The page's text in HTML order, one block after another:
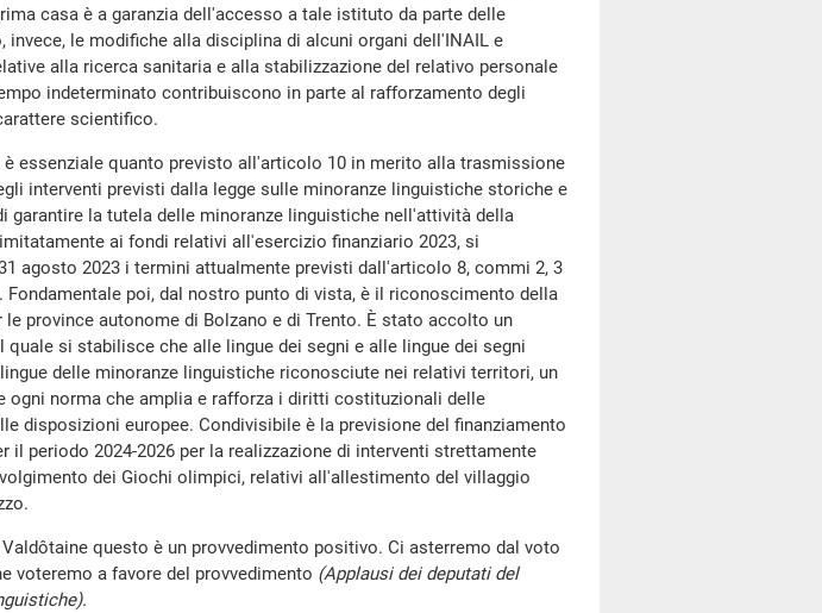
casa è a garanzia dell'accesso a tale istituto da parte delle
invece, le modifiche alla disciplina di alcuni organi dell'INAIL e
alla ricerca sanitaria e alla stabilizzazione del relativo personale
indeterminato contribuiscono in parte al rafforzamento degli
scientifico.
è essenziale quanto previsto all'articolo 10 in merito alla trasmissione
interventi previsti dalla legge sulle minoranze linguistiche storiche e
garantire la tutela delle minoranze linguistiche nell'attività della
ai fondi relativi all'esercizio finanziario 2023, si
agosto 2023 i termini attualmente previsti dall'articolo 8, commi 2, 3
Fondamentale poi, dal nostro punto di vista, è il riconoscimento della
province autonome di Bolzano e di Trento. È stato accolto un
quale si stabilisce che alle lingue dei segni e alle lingue dei segni
delle minoranze linguistiche riconosciute nei relativi territori, un
ogni norma che amplia e rafforza i diritti costituzionali delle
disposizioni europee. Condivisibile è la previsione del finanziamento
il periodo 2024-2026 per la realizzazione di interventi strettamente
dei Giochi olimpici, relativi all'allestimento del villaggio
Valdôtaine questo è un provvedimento positivo. Ci asterremo dal voto
voteremo a favore del provvedimento (Applausi dei deputati del